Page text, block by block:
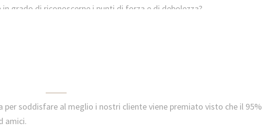
grado di riconoscerne i punti di forza e di debolezza?
per soddisfare al meglio i nostri cliente viene premiato visto che il 95%
amici.